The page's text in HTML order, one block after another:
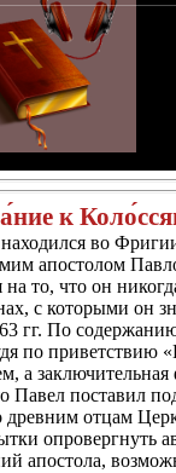
к
во
апостолом
на то, что он
с которыми он
гг. По
по приветствию
а
Павел поставил
древним отцам
опровергнуть
апостола,